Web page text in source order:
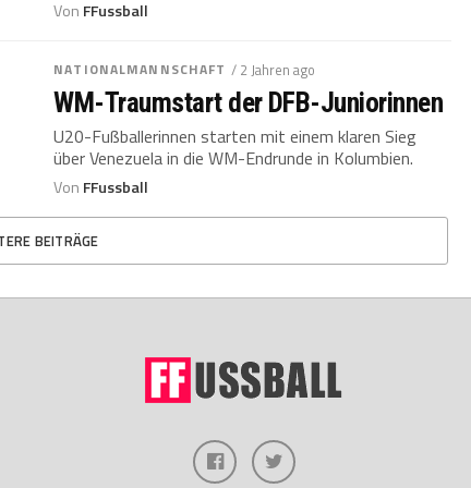
Von FFussball
NATIONALMANNSCHAFT / 2 Jahren ago
WM-Traumstart der DFB-Juniorinnen
U20-Fußballerinnen starten mit einem klaren Sieg
über Venezuela in die WM-Endrunde in Kolumbien.
Von FFussball
BEITRÄGE